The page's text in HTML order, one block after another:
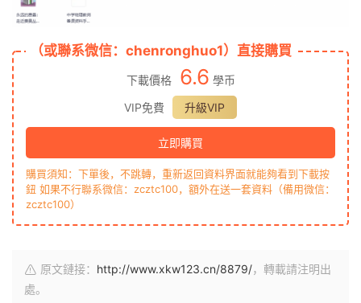
（或聯系微信：chenronghuo1）直接購買
下載價格 6.6 學币
VIP免費
升級VIP
立即購買
購買須知：下單後，不跳轉，重新返回資料界面就能夠看到下載按
鈕 如果不行聯系微信：zcztc100，額外在送一套資料（備用微信：
zcztc100）
原文鏈接： http://www.xkw123.cn/8879/，轉載請注明出
處。